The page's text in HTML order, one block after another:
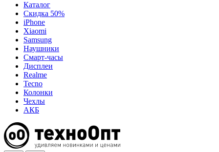
Каталог
Скидка 50%
iPhone
Xiaomi
Samsung
Наушники
Смарт-часы
Дисплеи
Realme
Tecno
Колонки
Чехлы
АКБ